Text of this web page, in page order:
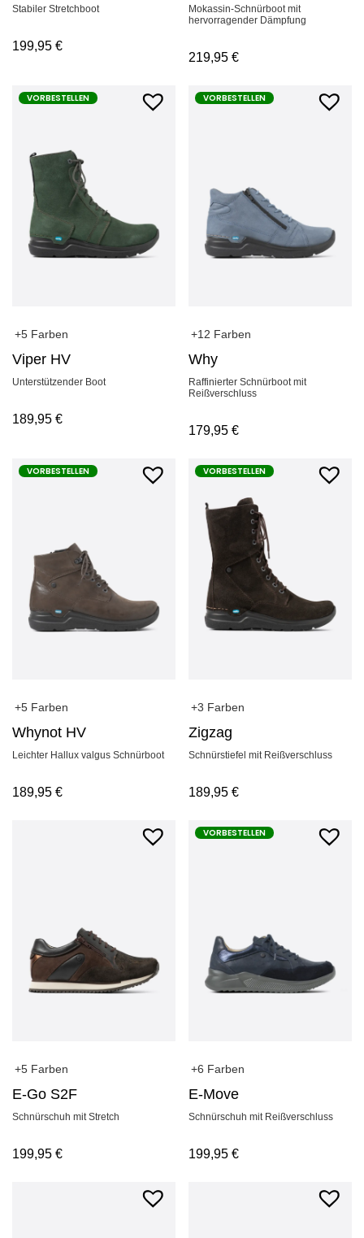
Stabiler Stretchboot
199,95 €
Mokassin-Schnürboot mit
hervorragender Dämpfung
219,95€
VORBESTELLEN
+5 Farben
Viper HV
Unterstützender Boot
189,95 €
VORBESTELLEN
+12 Farben
Why
Raffinierter Schnürboot mit
Reißverschluss
179,95€
VORBESTELLEN
+5 Farben
Whynot HV
Leichter Hallux valgus Schnürboot
189,95 €
VORBESTELLEN
+3 Farben
Zigzag
Schnürstiefel mit Reißverschluss
189,95€
+5 Farben
E-Go S2F
Schnürschuh mit Stretch
199,95 €
VORBESTELLEN
+6 Farben
E-Move
Schnürschuh mit Reißverschluss
199,95€